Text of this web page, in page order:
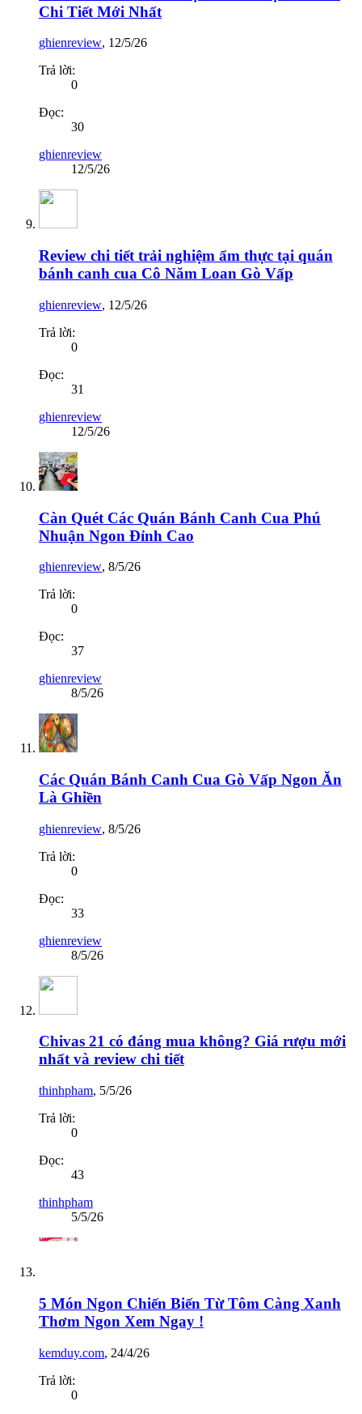
Chi Tiết Mới Nhất
ghienreview, 12/5/26
Trả lời:
0
Đọc:
30
ghienreview
12/5/26
Review chi tiết trải nghiệm ẩm thực tại quán
bánh canh cua Cô Năm Loan Gò Vấp
ghienreview, 12/5/26
Trả lời:
0
Đọc:
31
ghienreview
12/5/26
Càn Quét Các Quán Bánh Canh Cua Phú
Nhuận Ngon Đỉnh Cao
ghienreview, 8/5/26
Trả lời:
0
Đọc:
37
ghienreview
8/5/26
Các Quán Bánh Canh Cua Gò Vấp Ngon Ăn
Là Ghiền
ghienreview, 8/5/26
Trả lời:
0
Đọc:
33
ghienreview
8/5/26
Chivas 21 có đáng mua không? Giá rượu mới
nhất và review chi tiết
thinhpham, 5/5/26
Trả lời:
0
Đọc:
43
thinhpham
5/5/26
5 Món Ngon Chiến Biến Từ Tôm Càng Xanh
Thơm Ngon Xem Ngay !
kemduy.com, 24/4/26
Trả lời:
0